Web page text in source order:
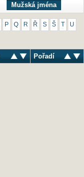
Mužská jména
P Q R Ř S Š U
Pořadí